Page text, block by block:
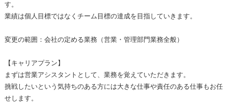
す。
業績は個人目標ではなくチーム目標の達成を目指していきます。
変更の範囲：会社の定める業務（営業・管理部門業務全般）
【キャリアプラン】
まずは営業アシスタントとして、業務を覚えていただきます。
挑戦したいという気持ちのある方には大きな仕事や責任のある仕事もお任
せします。